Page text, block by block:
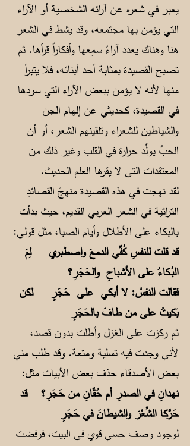
يعبر في شعره عن آرائه الشخصية أو الآراء
التي يؤمن بها مجتمعه، وقد يشط في الشعر
هنا وهناك يعدد آراءً سمِعها وأفكاراً قرأها. ثم
تصبح القصيدة بمثابة أحد أبنائه، فلا يتبرأ
منها لأنه لا يؤمن ببعض الآراء التي سردها
في القصيدة، كحديثي عن إلهام الجن
والشياطين للشعراء وتلقينهم الشعر، أو أن
الحبَّ يولِّد حرارة في القلب وغير ذلك من
المعتقدات التي لا يقرها العلم الحديث.
لقد نهجت في هذه القصيدة منهجَ القصائدِ
التراثية في الشعر العربي القديم، حيث بدأت
بالبكاء على الأطلال وأيام الصبا، مثل قولي:
قد قلت للنفسِ كُفِّي الدمعَ واصطبريلِمَ
البُـكاءُ على الأشباحِ والحَجَرِ؟
فقالت النفسُ: لا أبكي علـى حَجَرٍلكن
بَكيتُ على من طافَ بالحَجَرِ
ثم ركزت على الغزل وأطلت بدون قصد،
لأني وجدت فيه تسلية ومتعة. وقد طلب مني
بعض الأصدقاء حذف بعض الأبيات مثل:
نهدانِ في الصدرِ أم حُقّانِ من حَجَرِ؟قد
حَرَّكا الشِّعْرَ والشيطانَ في حَجَرِ
لوجود وصف حسي قوي في البيت، فرفضت